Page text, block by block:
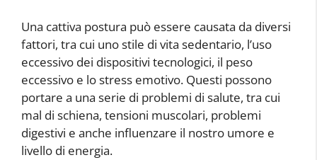
Una cattiva postura può essere causata da diversi
fattori, tra cui uno stile di vita sedentario, l’uso
eccessivo dei dispositivi tecnologici, il peso
eccessivo e lo stress emotivo. Questi possono
portare a una serie di problemi di salute, tra cui
mal di schiena, tensioni muscolari, problemi
digestivi e anche influenzare il nostro umore e
livello di energia.